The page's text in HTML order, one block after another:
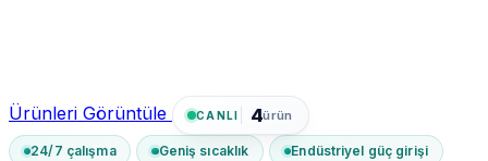
Ürünleri Görüntüle CANLI 4ürün
24/7 çalışma Geniş sıcaklık
Endüstriyel güç girişi